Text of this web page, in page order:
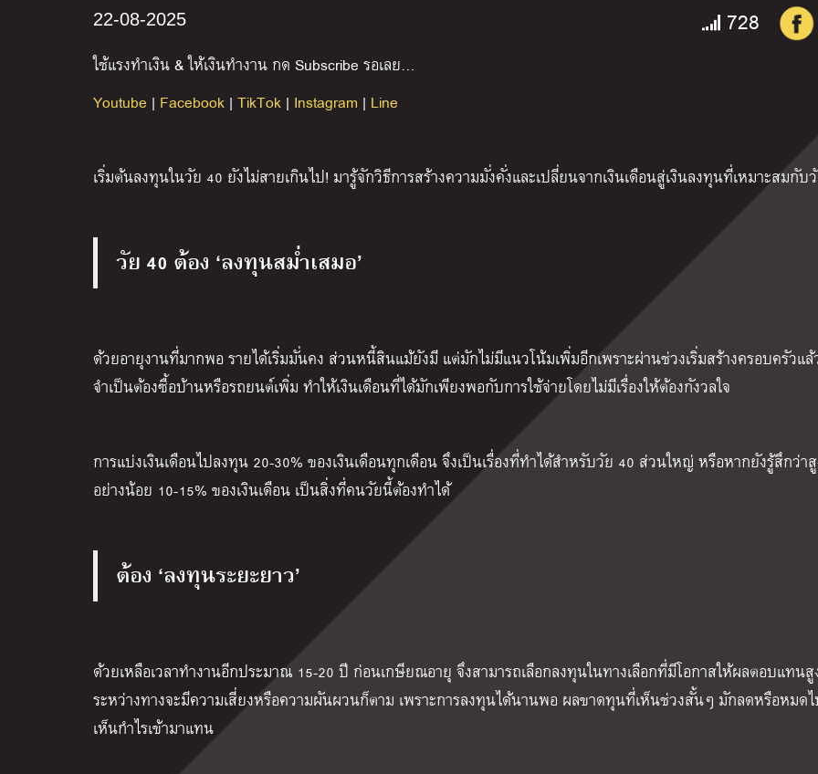
22-08-2025 728
ใช้แรงทำเงิน&ให้เงินทำงาน กด Subscribe รอเลย…
Youtube | Facebook | TikTok | Instagram | Line
เริ่มต้นลงทุนในวัย 40 ยังไม่สายเกินไป! มารู้จักวิธีการสร้างความมั่งคั่งและเปลี่ยนจากเงินเดือนสู่เงินลงทุนที่เหมาะสมกั
วัย 40 ต้อง ‘ลงทุนสม่ำเสมอ’
ด้วยอายุงานที่มากพอ รายได้เริ่มมั่นคง ส่วนหนี้สินแม้ยังมี แต่มักไม่มีแนวโน้มเพิ่มอีกเพราะผ่านช่วงเริ่มสร้างครอบครัวแล้
จำเป็นต้องซื้อบ้านหรือรถยนต์เพิ่ม ทำให้เงินเดือนที่ได้มักเพียงพอกับการใช้จ่ายโดยไม่มีเรื่องให้ต้องกังวลใจ
การแบ่งเงินเดือนไปลงทุน 20-30% ของเงินเดือนทุกเดือน จึงเป็นเรื่องที่ทำได้สำหรับวัย 40 ส่วนใหญ่ หรือหากยังรู้สึกว่า
อย่างน้อย 10-15% ของเงินเดือน เป็นสิ่งที่คนวัยนี้ต้องทำได้
ต้อง ‘ลงทุนระยะยาว’
ด้วยเหลือเวลาทำงานอีกประมาณ 15-20 ปี ก่อนเกษียณอายุ จึงสามารถเลือกลงทุนในทางเลือกที่มีโอกาสให้ผลตอบแทน
ระหว่างทางจะมีความเสี่ยงหรือความผันผวนก็ตาม เพราะการลงทุนได้นานพอ ผลขาดทุนที่เห็นช่วงสั้นๆ มักลดหรือหมด
เห็นกำไรเข้ามาแทน